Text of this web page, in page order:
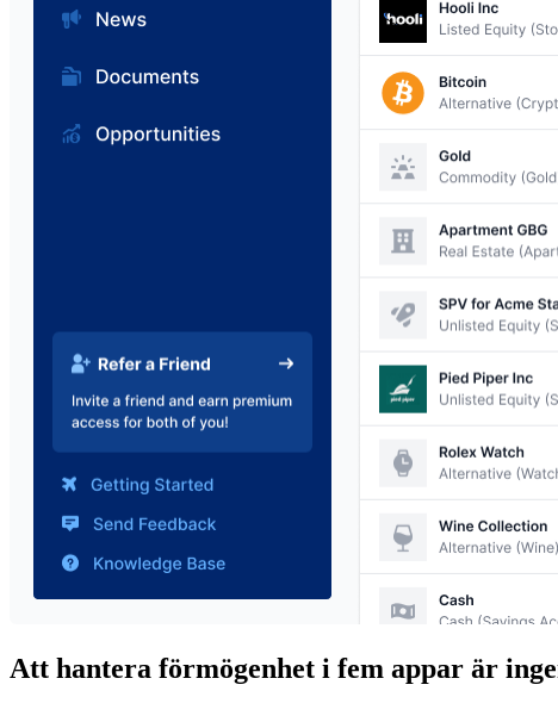
Att hantera förmögenhet i fem appar är